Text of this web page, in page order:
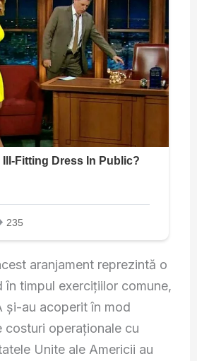
aranjament reprezintă o
în timpul exercițiilor comune,
și-au acoperit în mod
costuri operaționale cu
Unite ale Americii au